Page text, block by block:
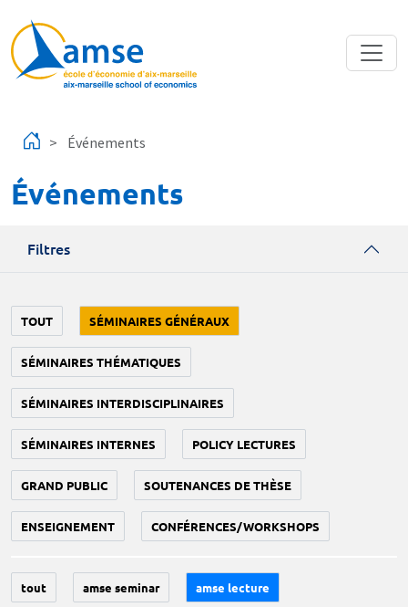
Événements
Événements
Filtres
TOUT SÉMINAIRES GÉNÉRAUX
SÉMINAIRES THÉMATIQUES
SÉMINAIRES INTERDISCIPLINAIRES
SÉMINAIRES INTERNES POLICY LECTURES
GRAND PUBLIC SOUTENANCES DE THÈSE
ENSEIGNEMENT CONFÉRENCES/WORKSHOPS
tout amse seminar amse lecture